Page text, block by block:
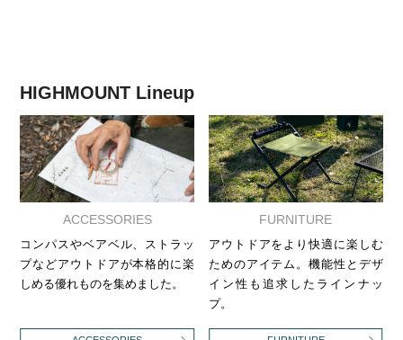
HIGHMOUNT Lineup
ACCESSORIES
コンパスやベアベル、ストラッ
プなどアウトドアが本格的に楽
しめる優れものを集めました。
FURNITURE
アウトドアをより快適に楽しむ
ためのアイテム。機能性とデザ
イン性も追求したラインナッ
プ。